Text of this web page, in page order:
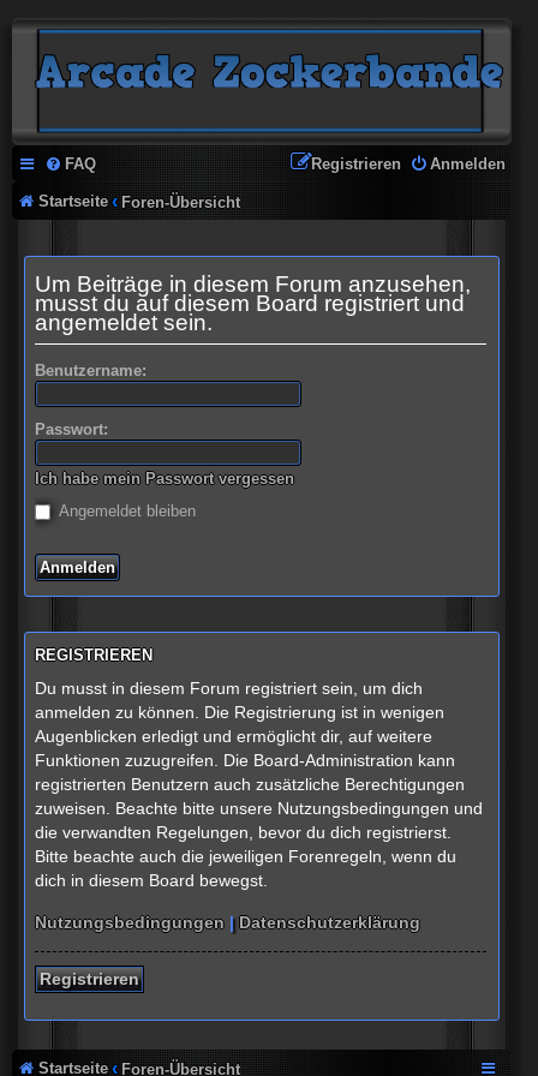
FAQ Anmelden
Registrieren
Startseite Foren-Übersicht
Um Beiträge in diesem Forum anzusehen,
musst du auf diesem Board registriert und
angemeldet sein.
Benutzername:
Passwort:
Ich habe mein Passwort vergessen
Angemeldet bleiben
REGISTRIEREN
Du musst in diesem Forum registriert sein, um dich
anmelden zu können. Die Registrierung ist in wenigen
Augenblicken erledigt und ermöglicht dir, auf weitere
Funktionen zuzugreifen. Die Board-Administration kann
registrierten Benutzern auch zusätzliche Berechtigungen
zuweisen. Beachte bitte unsere Nutzungsbedingungen und
die verwandten Regelungen, bevor du dich registrierst.
Bitte beachte auch die jeweiligen Forenregeln, wenn du
dich in diesem Board bewegst.
Nutzungsbedingungen |Datenschutzerklärung
Registrieren
Startseite Foren-Übersicht